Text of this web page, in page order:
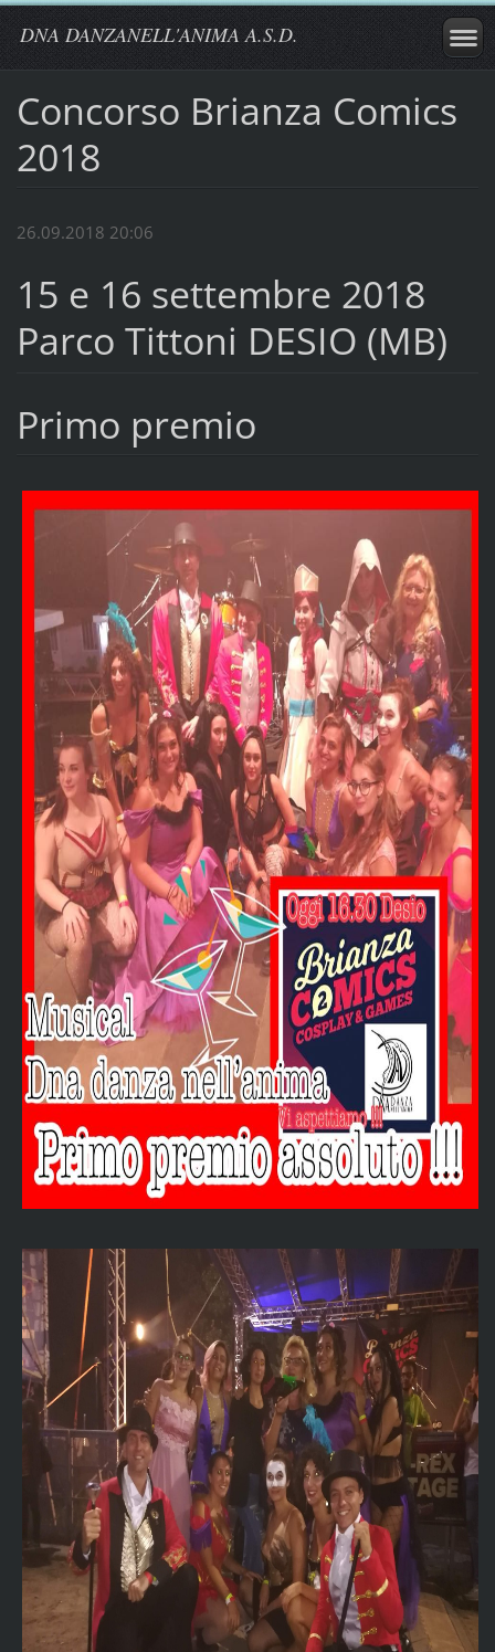
DNA DANZANELL'ANIMA A.S.D.
Concorso Brianza Comics
2018
26.09.2018 20:06
15 e 16 settembre 2018
Parco Tittoni DESIO (MB)
Primo premio